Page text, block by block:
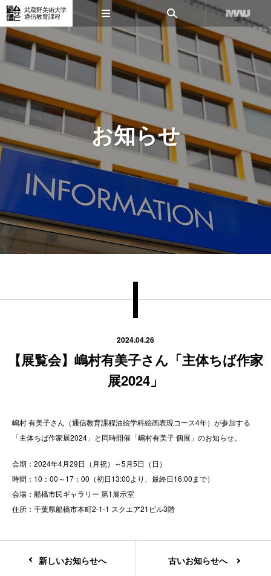
武蔵野美術大学
通信教育課程
お知らせ
2024.04.26
【展覧会】嶋村有美子さん「主体ちば作家
展2024」
嶋村 有美子さん（通信教育課程油絵学科絵画表現コース4年）が参加する
「主体ちば作家展2024」と同時開催「嶋村有美子 個展」のお知らせ。
会期：2024年4月29日（月祝）～5月5日（日）
時間：10：00～17：00（初日13:00より、最終日16:00まで）
会場：船橋市民ギャラリー 第1展示室
住所：千葉県船橋市本町2-1-1 スクエア21ビル3階
新しいお知らせへ 古いお知らせへ